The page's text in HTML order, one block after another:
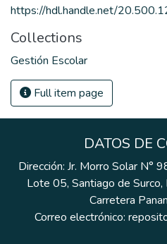
https://hdl.handle.net/
Collections
Gestión Escolar
Full item page
DATOS DE
Dirección: Jr. Morro Solar N°
Lote 05, Santiago de
Carretera
Correo electrónico: